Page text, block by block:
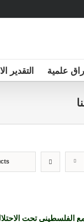
علمية التقدير
تحت الاحتلال